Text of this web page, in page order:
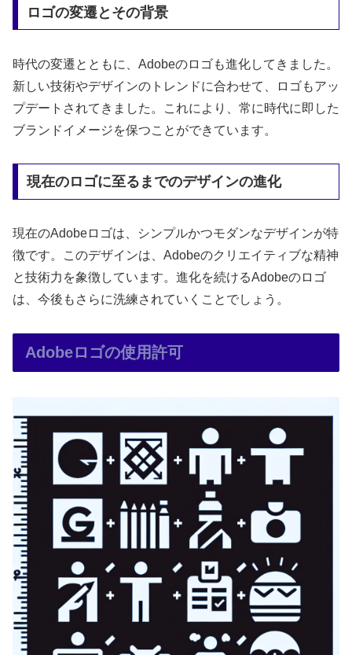
ロゴの変遷とその背景
時代の変遷とともに、Adobeのロゴも進化してきました。
新しい技術やデザインのトレンドに合わせて、ロゴもアッ
プデートされてきました。これにより、常に時代に即した
ブランドイメージを保つことができています。
現在のロゴに至るまでのデザインの進化
現在のAdobeロゴは、シンプルかつモダンなデザインが特
徴です。このデザインは、Adobeのクリエイティブな精神
と技術力を象徴しています。進化を続けるAdobeのロゴ
は、今後もさらに洗練されていくことでしょう。
Adobeロゴの使用許可